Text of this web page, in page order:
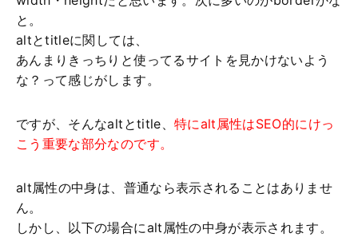
と。
altとtitleに関しては、
あんまりきっちりと使ってるサイトを見かけないよう
な？って感じがします。
ですが、そんなaltとtitle、 特にalt属性はSEO的にけっ
こう重要な部分なのです。
alt属性の中身は、普通なら表示されることはありませ
ん。
しかし、以下の場合にalt属性の中身が表示されます。